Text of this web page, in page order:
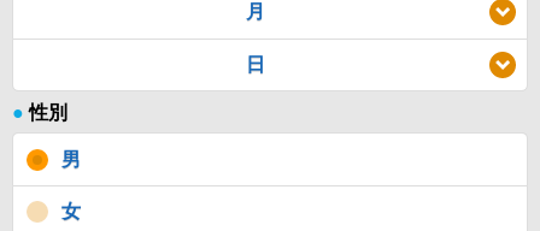
月
日
● 性別
男
女